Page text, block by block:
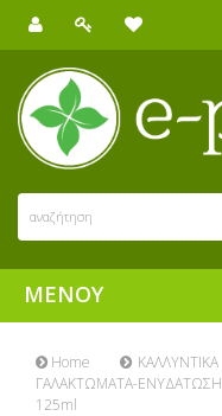
ΜΕΝΟΎ
Home ΚΑΛΛΥΝΤΙΚΑ
ΓΑΛΑΚΤΩΜΑΤΑ-ΕΝΥΔΑΤΩΣΗ
125ml